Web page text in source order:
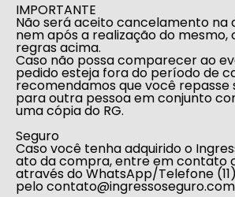
IMPORTANTE
Não será aceito cancelamento na
nem após a realização do mesmo,
regras acima.
Caso não possa comparecer ao
pedido esteja fora do período de
recomendamos que você repasse
para outra pessoa em conjunto
uma cópia do RG.
Seguro
Caso você tenha adquirido o
ato da compra, entre em contato
através do WhatsApp/Telefone (11)
pelocontato@ingressoseguro.com